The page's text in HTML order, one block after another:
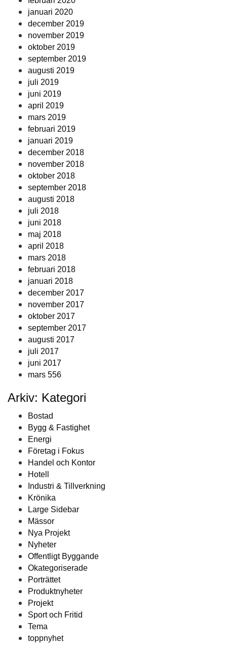
januari 2020
december 2019
november 2019
oktober 2019
september 2019
augusti 2019
juli 2019
juni 2019
april 2019
mars 2019
februari 2019
januari 2019
december 2018
november 2018
oktober 2018
september 2018
augusti 2018
juli 2018
juni 2018
maj 2018
april 2018
mars 2018
februari 2018
januari 2018
december 2017
november 2017
oktober 2017
september 2017
augusti 2017
juli 2017
juni 2017
mars 556
Arkiv: Kategori
Bostad
Bygg & Fastighet
Energi
Företag i Fokus
Handel och Kontor
Hotell
Industri & Tillverkning
Krönika
Large Sidebar
Mässor
Nya Projekt
Nyheter
Offentligt Byggande
Okategoriserade
Porträttet
Produktnyheter
Projekt
Sport och Fritid
Tema
toppnyhet